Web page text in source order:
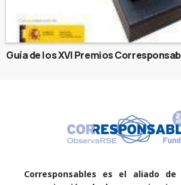
Guía de los XVI Premios
Corresponsables es el aliado